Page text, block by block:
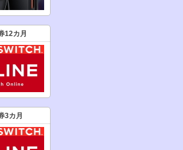
12カ月
3カ月